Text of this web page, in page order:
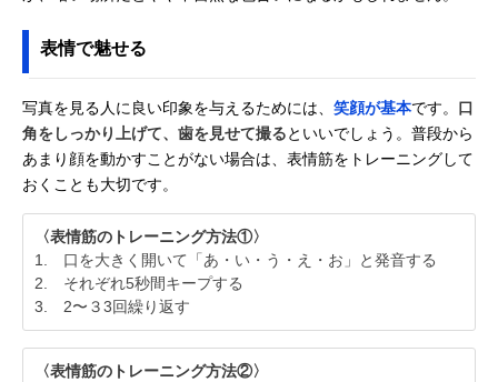
表情で魅せる
写真を見る人に良い印象を与えるためには、 笑顔が基本です。 口
角をしっかり上げて、歯を見せて撮るといいでしょう。普段から
あまり顔を動かすことがない場合は、表情筋をトレーニングして
おくことも大切です。
〈表情筋のトレーニング方法①〉
1. 口を大きく開いて「あ・い・う・え・お」と発音する
2. それぞれ5秒間キープする
3. 2〜３3回繰り返す
〈表情筋のトレーニング方法②〉